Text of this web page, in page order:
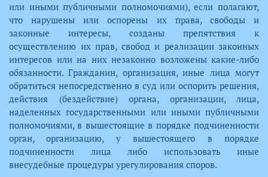
или иными публичными полномочиями), если полагают,
что нарушены или оспорены их права, свободы и
законные интересы, созданы препятствия к
осуществлению их прав, свобод и реализации законных
интересов или на них незаконно возложены какие-либо
обязанности. Гражданин, организация, иные лица могут
обратиться непосредственно в суд или оспорить решения,
действия (бездействие) органа, организации, лица,
наделенных государственными или иными публичными
полномочиями, в вышестоящие в порядке подчиненности
орган, организацию, у вышестоящего в порядке
подчиненности лица либо использовать иные
внесудебные процедуры урегулирования споров.